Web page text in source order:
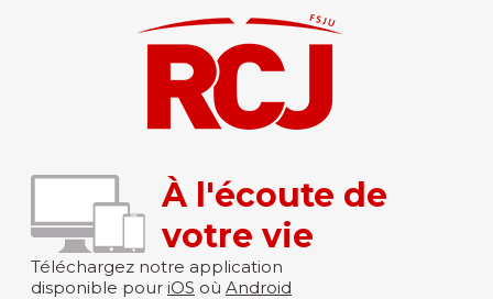
À l'écoute de
votre vie
Téléchargez notre application
disponible pour iOS où Android